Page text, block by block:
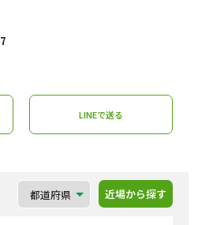
LINEで送る
近場から探す